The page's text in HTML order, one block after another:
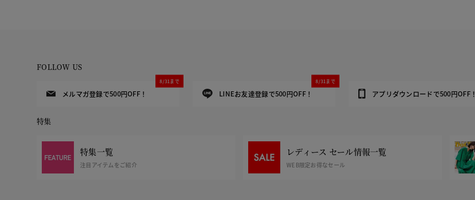
FOLLOW US
メルマガ登録で500円OFF！
8/31まで
LINEお友達登録で500円OFF！
8/31まで
アプリダウンロードで500円OFF！
特集
特集一覧
注目アイテムをご紹介
レディース セール情報一覧
WEB限定お得なセール